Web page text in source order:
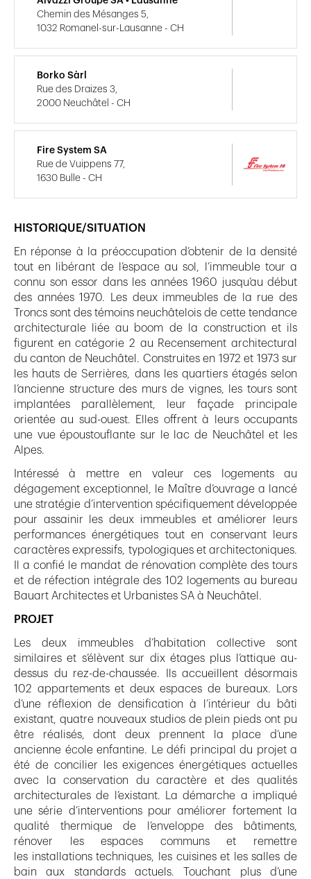
HISTORIQUE/SITUATION
En réponse à la préoccupation d’obtenir de la densité
tout en libérant de l’espace au sol, l’immeuble tour a
connu son essor dans les années 1960 jusqu’au début
des années 1970. Les deux immeubles de la rue des
Troncs sont des témoins neuchâtelois de cette tendance
architecturale liée au boom de la construction et ils
figurent en catégorie 2 au Recensement architectural
du canton de Neuchâtel. Construites en 1972 et 1973 sur
les hauts de Serrières, dans les quartiers étagés selon
l’ancienne structure des murs de vignes, les tours sont
implantées parallèlement, leur façade principale
orientée au sud-ouest. Elles offrent à leurs occupants
une vue époustouflante sur le lac de Neuchâtel et les
Alpes.
Intéressé à mettre en valeur ces logements au
dégagement exceptionnel, le Maître d’ouvrage a lancé
une stratégie d’intervention spécifiquement développée
pour assainir les deux immeubles et améliorer leurs
performances énergétiques tout en conservant leurs
caractères expressifs, typologiques et architectoniques.
Il a confié le mandat de rénovation complète des tours
et de réfection intégrale des 102 logements au bureau
Bauart Architectes et Urbanistes SA à Neuchâtel.
PROJET
Les deux immeubles d’habitation collective sont
similaires et s’élèvent sur dix étages plus l’attique au-
dessus du rez-de-chaussée. Ils accueillent désormais
102 appartements et deux espaces de bureaux. Lors
d’une réflexion de densification à l’intérieur du bâti
existant, quatre nouveaux studios de plein pieds ont pu
être réalisés, dont deux prennent la place d’une
ancienne école enfantine. Le défi principal du projet a
été de concilier les exigences énergétiques actuelles
avec la conservation du caractère et des qualités
architecturales de l’existant. La démarche a impliqué
une série d’interventions pour améliorer fortement la
qualité thermique de l’enveloppe des bâtiments,
rénover les espaces communs et remettre
les installations techniques, les cuisines et les salles de
bain aux standards actuels. Touchant plus d’une
Chemin des Mésanges 5,
1032 Romanel-sur-Lausanne - CH
Borko Sàrl
Rue des Draizes 3,
2000 Neuchâtel - CH
Fire System SA
Rue de Vuippens 77,
1630 Bulle - CH